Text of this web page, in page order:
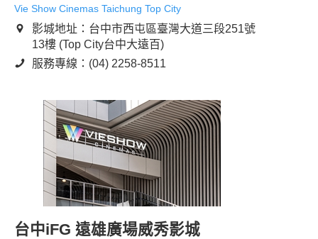
Vie Show Cinemas Taichung Top City
影城地址：台中市西屯區臺灣大道三段251號
13樓 (Top City台中大遠百)
服務專線：(04) 2258-8511
台中iFG 遠雄廣場威秀影城